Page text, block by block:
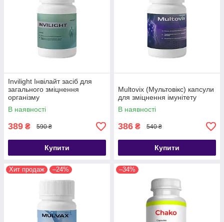
Invilight Інвілайт засіб для
загального зміцнення
організму
В наявності
389 ₴ 590 ₴
Купити
Multovix (Мультовікс) капсули
для зміцнення імунітету
В наявності
386 ₴ 540 ₴
Купити
Хит продаж –24% –34%